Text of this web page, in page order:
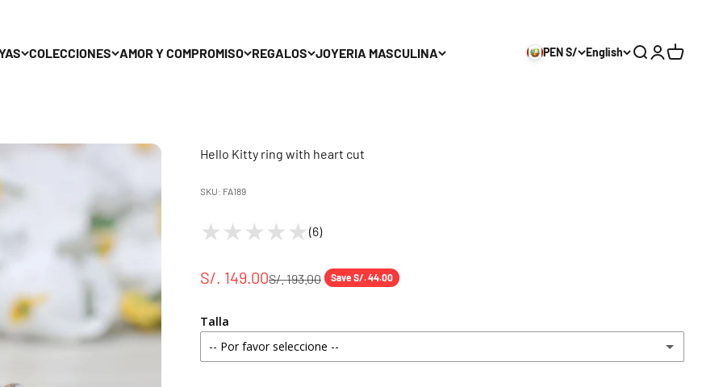
COLECCIONES AMOR Y COMPROMISO REGALOS JOYERIA MASCULINA PEN S/ English Search
Login
Cart
Hello Kitty ring with heart cut
SKU: FA189
(6)
S/. 149.00S/. 193.00 Save S/. 44.00
Talla
-- Por favor seleccione --